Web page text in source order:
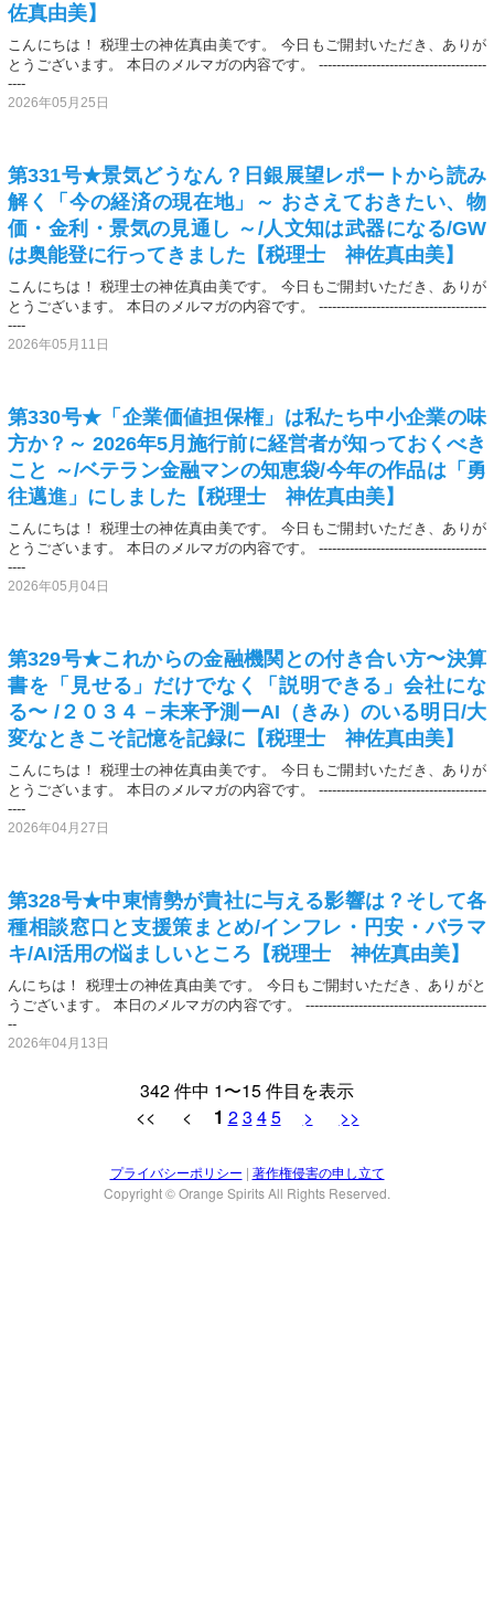
佐真由美】
こんにちは！ 税理士の神佐真由美です。 今日もご開封いただき、ありが
とうございます。 本日のメルマガの内容です。 --------------------------------------
----
2026年05月25日
第331号★景気どうなん？日銀展望レポートから読み
解く「今の経済の現在地」～ おさえておきたい、物
価・金利・景気の見通し ～/人文知は武器になる/GW
は奥能登に行ってきました【税理士 神佐真由美】
こんにちは！ 税理士の神佐真由美です。 今日もご開封いただき、ありが
とうございます。 本日のメルマガの内容です。 --------------------------------------
----
2026年05月11日
第330号★「企業価値担保権」は私たち中小企業の味
方か？～ 2026年5月施行前に経営者が知っておくべき
こと ～/ベテラン金融マンの知恵袋/今年の作品は「勇
往邁進」にしました【税理士 神佐真由美】
こんにちは！ 税理士の神佐真由美です。 今日もご開封いただき、ありが
とうございます。 本日のメルマガの内容です。 --------------------------------------
----
2026年05月04日
第329号★これからの金融機関との付き合い方〜決算
書を「見せる」だけでなく「説明できる」会社にな
る〜 /２０３４－未来予測ーAI（きみ）のいる明日/大
変なときこそ記憶を記録に【税理士 神佐真由美】
こんにちは！ 税理士の神佐真由美です。 今日もご開封いただき、ありが
とうございます。 本日のメルマガの内容です。 --------------------------------------
----
2026年04月27日
第328号★中東情勢が貴社に与える影響は？そして各
種相談窓口と支援策まとめ/インフレ・円安・バラマ
キ/AI活用の悩ましいところ【税理士 神佐真由美】
んにちは！ 税理士の神佐真由美です。 今日もご開封いただき、ありがと
うございます。 本日のメルマガの内容です。 -----------------------------------------
--
2026年04月13日
342 件中 1〜15 件目を表示
<< < 1 23 45 > >>
プライバシーポリシー | 著作権侵害の申し立て
Copyright © Orange Spirits All Rights Reserved.